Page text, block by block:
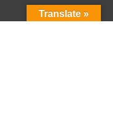
Translate »